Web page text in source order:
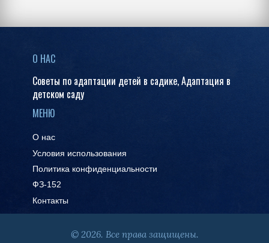
О НАС
Советы по адаптации детей в садике, Адаптация в
детском саду
МЕНЮ
О нас
Условия использования
Политика конфиденциальности
ФЗ-152
Контакты
© 2026. Все права защищены.